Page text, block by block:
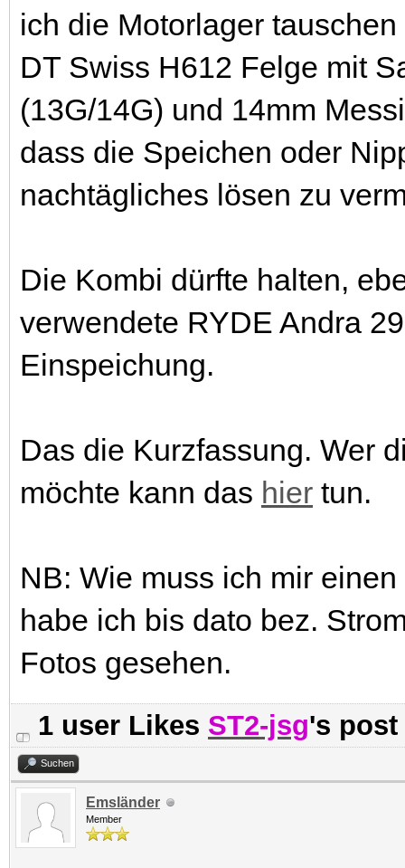
ich die Motorlager
DT Swiss H612 Felge mit
(13G/14G) und 14mm
dass die Speichen oder
nachtägliches lösen zu
Die Kombi dürfte halten,
verwendete RYDE Andra
Einspeichung.
Das die Kurzfassung. Wer
möchte kann das hier tun.
NB: Wie muss ich mir
habe ich bis dato bez.
Fotos gesehen.
1 user Likes ST2-jsg's post
Suchen
Emsländer
Member